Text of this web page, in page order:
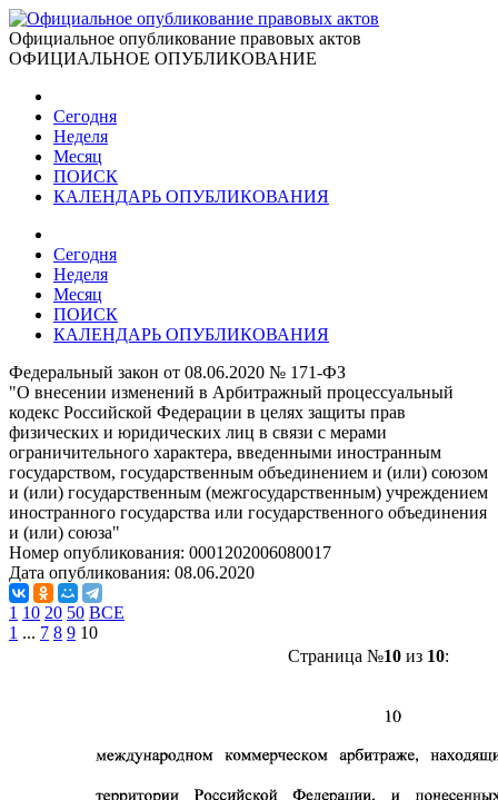
Официальное опубликование правовых актов
ОФИЦИАЛЬНОЕ ОПУБЛИКОВАНИЕ
Сегодня
Неделя
Месяц
ПОИСК
КАЛЕНДАРЬ ОПУБЛИКОВАНИЯ
Сегодня
Неделя
Месяц
ПОИСК
КАЛЕНДАРЬ ОПУБЛИКОВАНИЯ
Федеральный закон от 08.06.2020 № 171-ФЗ
"О внесении изменений в Арбитражный процессуальный
кодекс Российской Федерации в целях защиты прав
физических и юридических лиц в связи с мерами
ограничительного характера, введенными иностранным
государством, государственным объединением и (или) союзом
и (или) государственным (межгосударственным) учреждением
иностранного государства или государственного объединения
и (или) союза"
Номер опубликования: 0001202006080017
Дата опубликования: 08.06.2020
1 10 20 50 ВСЕ
1 ... 7 8 9 10
Страница №10из 10: